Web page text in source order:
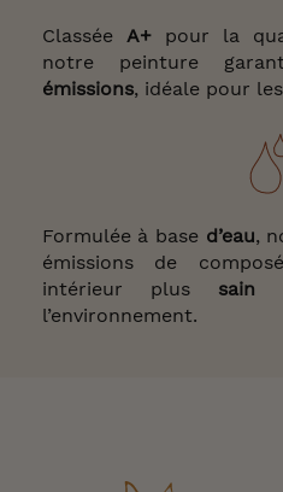
Classée A+pour la
notre peinture
émissions, idéale pour
Formulée à base d’eau,
émissions de
intérieur plus sain
l’environnement.